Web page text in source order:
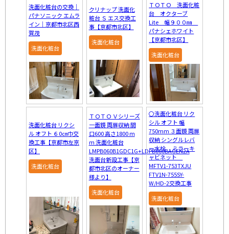
洗面化粧台の交換｜
パナソニック エムラ
イン｜京都市北区西
賀茂
洗面化粧台
クリナップ 洗面化
粧台 Ｓ エス交換工
事【京都市北区】
洗面化粧台
ＴＯＴＯ 洗面化粧
台 オクターブ
Lite 幅９００㎜
パナシェホワイト
【京都市北区】
洗面化粧台
洗面化粧台 リクシ
ル オフト ６0㎝巾交
換工事【京都市左京
区】
洗面化粧台
ＴＯＴＯ Ｖシリーズ
一面鏡 両扉収納 間
口600 高さ1800 ｍ
ｍ 洗面化粧台
LMPB060B1GDC1G+LDPB060BAGEN2A
洗面台新設工事【京
都市北区のオーナー
様より】
洗面化粧台
〇洗面化粧台 リク
シル オフト 幅
750mm ３面鏡 両扉
収納 シングルレバ
ー水栓 ミラーキ
ャビネット
MFTV1-753TXJU
FTV1N-755SY-
W/HD-2交換工事
洗面化粧台